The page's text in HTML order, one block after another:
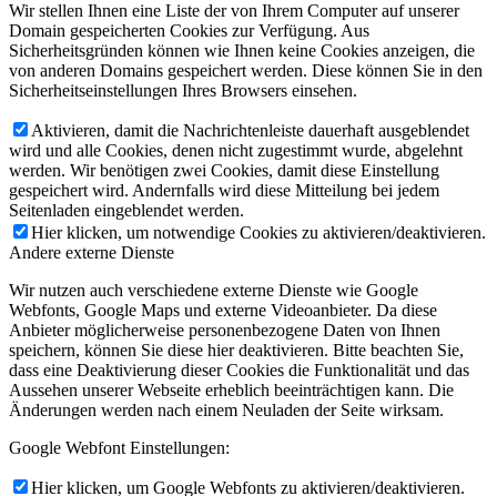
Wir stellen Ihnen eine Liste der von Ihrem Computer auf unserer
Domain gespeicherten Cookies zur Verfügung. Aus
Sicherheitsgründen können wie Ihnen keine Cookies anzeigen, die
von anderen Domains gespeichert werden. Diese können Sie in den
Sicherheitseinstellungen Ihres Browsers einsehen.
Aktivieren, damit die Nachrichtenleiste dauerhaft ausgeblendet
wird und alle Cookies, denen nicht zugestimmt wurde, abgelehnt
werden. Wir benötigen zwei Cookies, damit diese Einstellung
gespeichert wird. Andernfalls wird diese Mitteilung bei jedem
Seitenladen eingeblendet werden.
Hier klicken, um notwendige Cookies zu aktivieren/deaktivieren.
Andere externe Dienste
Wir nutzen auch verschiedene externe Dienste wie Google
Webfonts, Google Maps und externe Videoanbieter. Da diese
Anbieter möglicherweise personenbezogene Daten von Ihnen
speichern, können Sie diese hier deaktivieren. Bitte beachten Sie,
dass eine Deaktivierung dieser Cookies die Funktionalität und das
Aussehen unserer Webseite erheblich beeinträchtigen kann. Die
Änderungen werden nach einem Neuladen der Seite wirksam.
Google Webfont Einstellungen:
Hier klicken, um Google Webfonts zu aktivieren/deaktivieren.